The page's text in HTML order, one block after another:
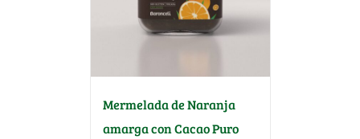
Mermelada de Naranja
amarga con Cacao Puro